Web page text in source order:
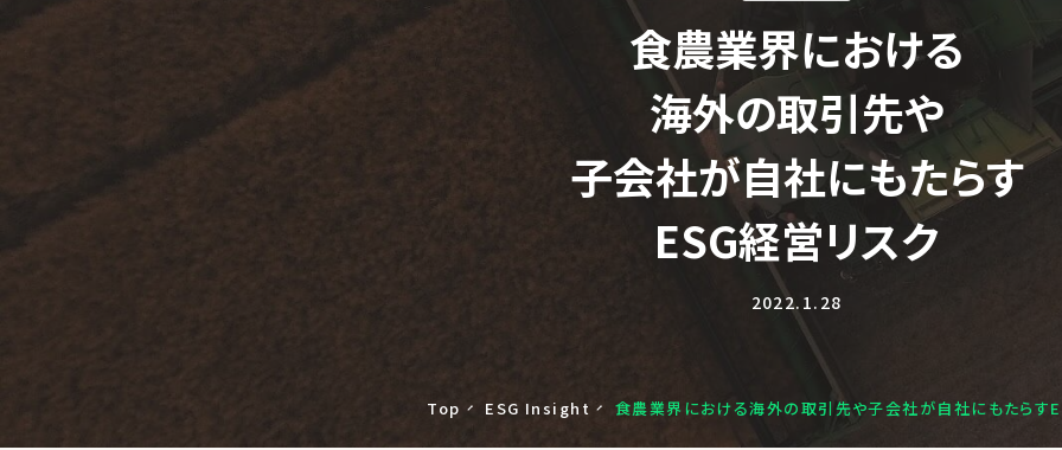
食農業界における
海外の取引先や
子会社が自社にもたらす
ESG経営リスク
2022.1.28
Top ESG Insight 食農業界における海外の取引先や子会社が自社にもたらす